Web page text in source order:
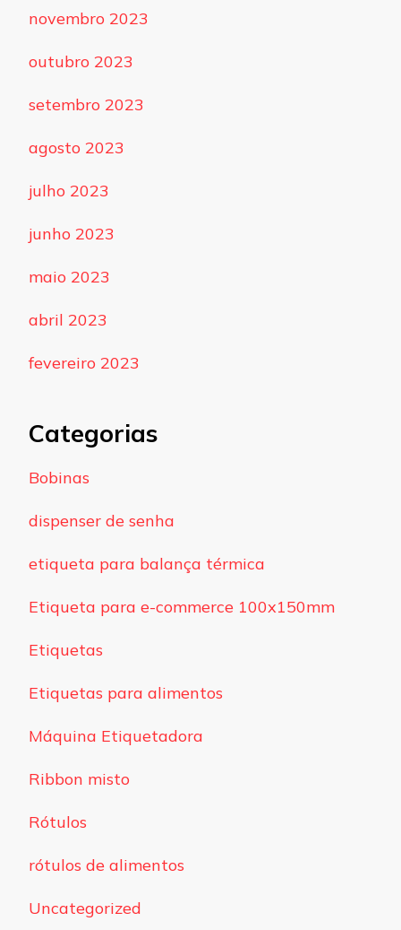
novembro 2023
outubro 2023
setembro 2023
agosto 2023
julho 2023
junho 2023
maio 2023
abril 2023
fevereiro 2023
Categorias
Bobinas
dispenser de senha
etiqueta para balança térmica
Etiqueta para e-commerce 100x150mm
Etiquetas
Etiquetas para alimentos
Máquina Etiquetadora
Ribbon misto
Rótulos
rótulos de alimentos
Uncategorized